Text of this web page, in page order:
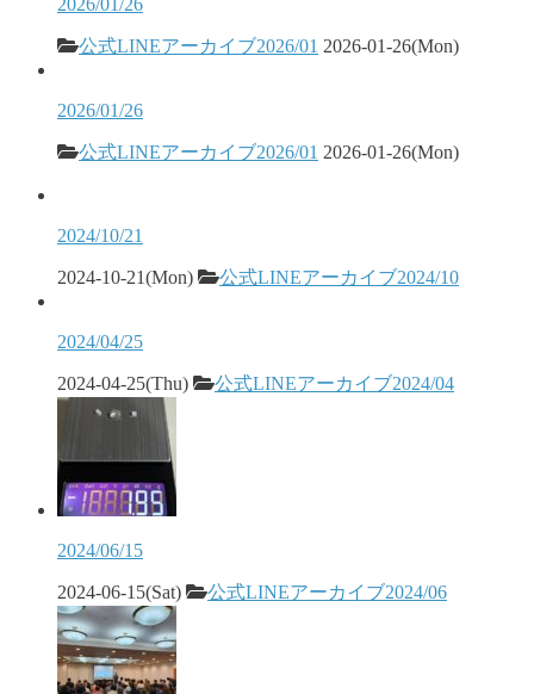
2026/01/26
公式LINEアーカイブ2026/01 2026-01-26(Mon)
2026/01/26
公式LINEアーカイブ2026/01 2026-01-26(Mon)
2024/10/21
2024-10-21(Mon) 公式LINEアーカイブ2024/10
2024/04/25
2024-04-25(Thu) 公式LINEアーカイブ2024/04
2024/06/15
2024-06-15(Sat) 公式LINEアーカイブ2024/06